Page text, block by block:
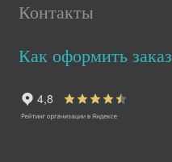
Контакты
Как оформить заказ